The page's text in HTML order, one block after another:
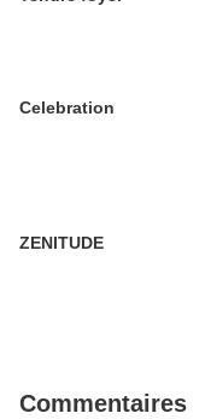
Celebration
ZENITUDE
Commentaires